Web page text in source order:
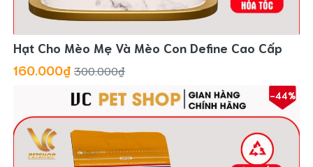
Hạt Cho Mèo Mẹ Và Mèo Con Define Cao Cấp
160.000₫ 300.000₫
-44%